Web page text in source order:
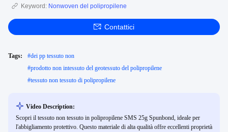
Keyword: Nonwoven del polipropilene
Contattici
Tags: #dei pp tessuto non
#prodotto non intessuto del geotessuto del polipropilene
#tessuto non tessuto di polipropilene
Video Description:
Scopri il tessuto non tessuto in polipropilene SMS 25g Spunbond, ideale per
l'abbigliamento protettivo. Questo materiale di alta qualità offre eccellenti proprietà